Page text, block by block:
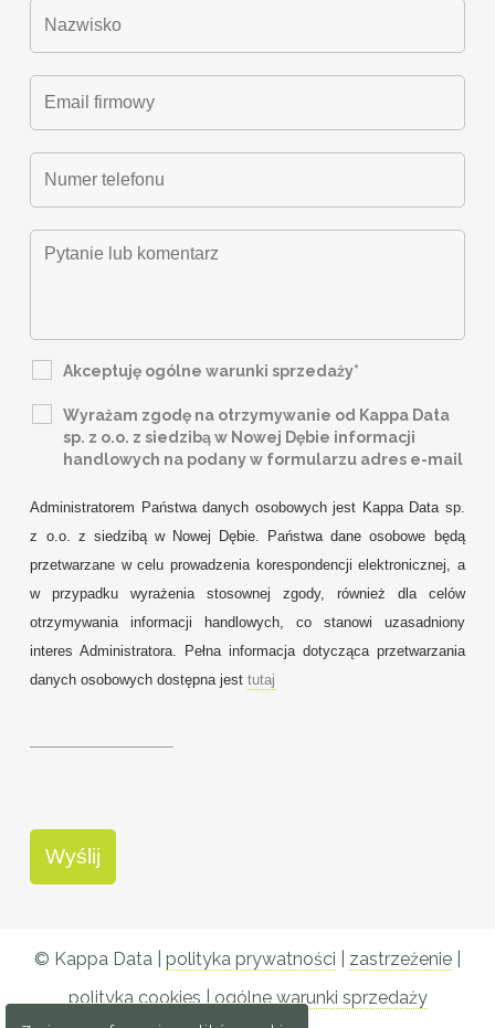
Akceptuję ogólne warunki sprzedaży*
Wyrażam zgodę na otrzymywanie od Kappa Data
sp. z o.o. z siedzibą w Nowej Dębie informacji
handlowych na podany w formularzu adres e-mail
Administratorem Państwa danych osobowych jest Kappa Data sp.
z o.o. z siedzibą w Nowej Dębie. Państwa dane osobowe będą
przetwarzane w celu prowadzenia korespondencji elektronicznej, a
w przypadku wyrażenia stosownej zgody, również dla celów
otrzymywania informacji handlowych, co stanowi uzasadniony
interes Administratora. Pełna informacja dotycząca przetwarzania
danych osobowych dostępna jesttutaj
© Kappa Data | polityka prywatności zastrzeżenie
polityka cookies | ogólne warunki sprzedaży